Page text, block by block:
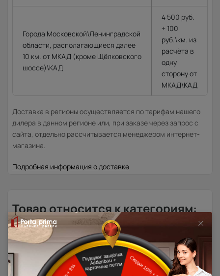
Города Московской\Ленинградской
области, располагающиеся далее
10 км. от МКАД (кроме Щёлковского
шоссе)\КАД
4 500 руб.
+ 100
руб.\км. из
расчёта в
одну
сторону от
МКАД\КАД
Доставка в регионы осуществляется по тарифам нашего
дилера в данном регионе или, при заказе через запрос с
сайта, отдельно рассчитывается менеджером интернет-
магазина.
Подробная информация о доставке
Товар относится к категориям:
500x1900 Межкомнатные двери 55х190 см
Двери модерн
Стильные современные межкомнатные двери
700x1900 900x2000 Двери Moderno / Модерно
800x2000 900x2200 500x1950
450x2000